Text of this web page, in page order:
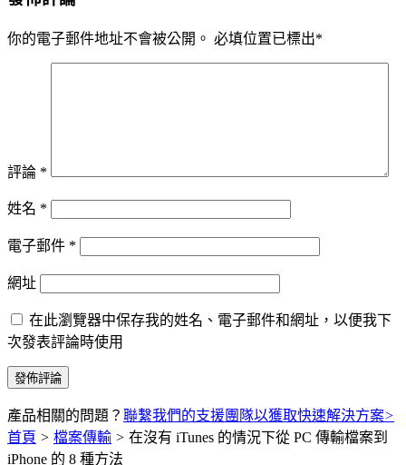
你的電子郵件地址不會被公開。 必填位置已標出*
評論 *
姓名 *
電子郵件 *
網址
在此瀏覽器中保存我的姓名、電子郵件和網址，以便我下
次發表評論時使用
產品相關的問題？ 聯繫我們的支援團隊以獲取快速解決方案>
首頁 > 檔案傳輸 > 在沒有 iTunes 的情況下從 PC 傳輸檔案到
iPhone 的 8 種方法